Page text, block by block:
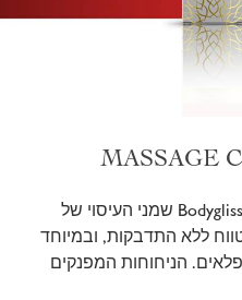
MASSAGE
שמני העיסוי של Bodygliss פותחו באמצעות השמנים
ללא התדבקות, ובמיוחד
הניחוחות המפנקים